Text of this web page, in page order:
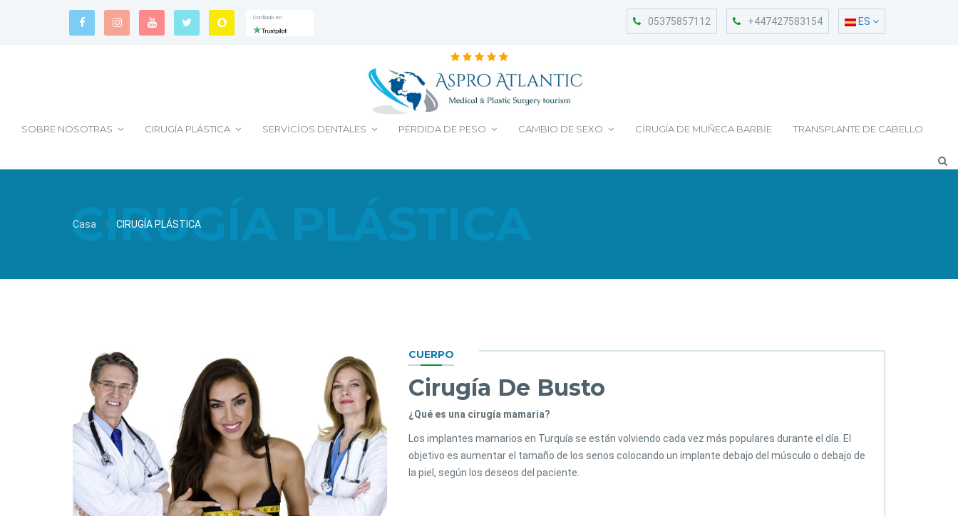
Confiado en 05375857112 +447427583154 ES
SOBRE NOSOTRAS CIRUGÍA PLÁSTICA SERVICIOS DENTALES PÉRDIDA DE PESO CAMBIO DE SEXO CIRUGÍA DE MUÑECA BARBIE TRANSPLANTE DE CABELLO
CIRUGÍA PLÁSTICA
Casa CIRUGÍA PLÁSTICA
CUERPO
Cirugía De Busto
¿Qué es una cirugía mamaria?
Los implantes mamarios en Turquía se están volviendo cada vez más populares durante el día. El
objetivo es aumentar el tamaño de los senos colocando un implante debajo del músculo o debajo de
la piel, según los deseos del paciente.